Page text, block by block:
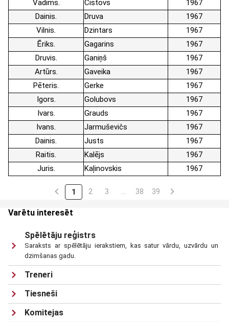
Vadims
Čistovs
1967
Dainis
Druva
1967
Vilnis
Dzintars
1967
Ēriks
Gagarins
1967
Druvis
Ganiņš
1967
Artūrs
Gaveika
1967
Pēteris
Gerke
1967
Igors
Golubovs
1967
Ivars
Grauds
1967
Ivans
Jarmuševičs
1967
Dainis
Justs
1967
Raitis
Kalējs
1967
Juris
Kaļinovskis 1967
1 2 3 38 39
Varētu interesēt
Spēlētāju reģistrs
Saraksts ar spēlētāju ierakstiem, kas satur vārdu, uzvārdu un
dzimšanas gadu.
Treneri
Tiesneši
Komitejas